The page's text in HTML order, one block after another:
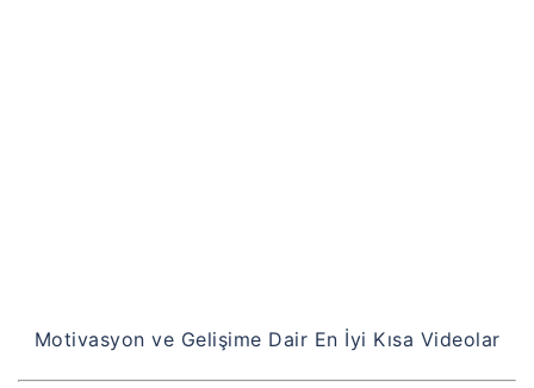
Motivasyon ve Gelişime Dair En İyi Kısa Videolar